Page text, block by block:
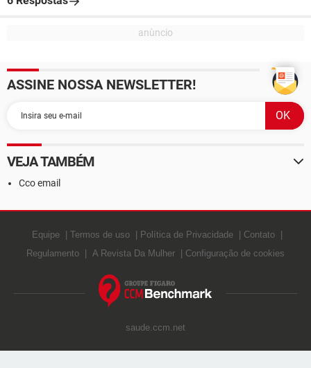
ASSINE NOSSA NEWSLETTER!
VEJA TAMBÉM
Cco email
Equipe Termos de uso Política de Privacidade
Contato
Regulamento
A Revista Da Mulher Configuração de cookies
saude.ccm.net